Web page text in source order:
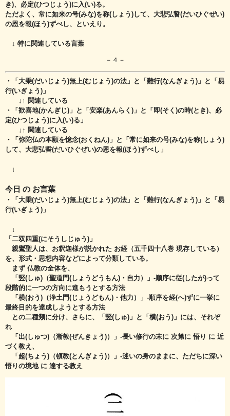
き)、必定(ひつじょう)に入(い)る。
ただよく、常に如来の号(みな)を称(しょう)して、大悲弘誓(だいひぐぜい)
の恩を報(ほう)ずべし、といえり。
↓ 特に関連している言葉
－４－
・「大乗(だいじょう)無上(むじょう)の法」と「難行(なんぎょう)」と「易
行(いぎょう)」
↓↑ 関連している
・「歓喜地(かんぎじ)」と「安楽(あんらく)」と「即(そく)の時(とき)、必
定(ひつじょう)に入(い)る」
↓↑ 関連している
・「弥陀仏の本願を憶念(おくねん)」と「常に如来の号(みな)を称(しょう)
して、大悲弘誓(だいひぐぜい)の恩を報(ほう)ずべし」
↓
今日 の お言葉
・「大乗(だいじょう)無上(むじょう)の法」と「難行(なんぎょう)」と「易
行(いぎょう)」
↓
「二双四重(にそうしじゅう)」
親鸞聖人は、お釈迦様が説かれた お経（五千四十八巻 現存している）
を、形式・思想内容などによって分類している。
まず 仏教の全体を、
「竪(しゅ)（聖道門(しょうどうもん)・自力）」‐順序に従(したが)って
段階的に一つの方向に進もうとする方法
「横(おう)（浄土門(じょうどもん)・他力）」‐順序を経(へ)ずに一挙に
最終目的を達成しようとする方法
との二種類に分け、さらに、「竪(しゅ)」と「横(おう)」には、それぞ
れ
「出(しゅつ)（漸教(ぜんきょう)）」‐長い修行の末に 次第に 悟り に 近
づく教え、
「超(ちょう)（頓教(とんぎょう)）」‐迷いの身のままに、ただちに深い
悟りの境地 に 達する教え